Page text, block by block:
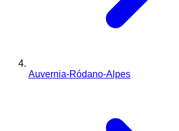
Auvernia-Ródano-Alpes